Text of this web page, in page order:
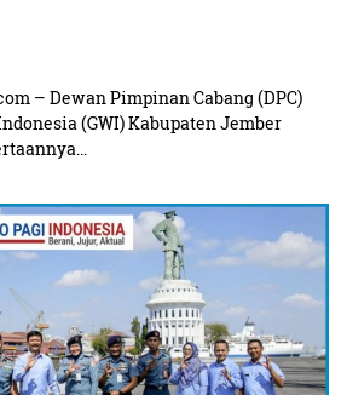
– Dewan Pimpinan Cabang (DPC)
(GWI) Kabupaten Jember